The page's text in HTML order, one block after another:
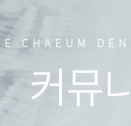
치료 전